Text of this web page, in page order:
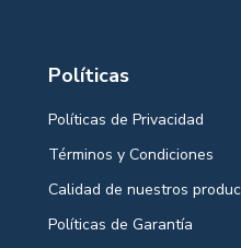
Políticas
Políticas de Privacidad
Términos y Condiciones
Calidad de nuestros
Políticas de Garantía